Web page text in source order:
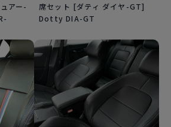
アー-
席セット [ダティ ダイヤ-GT]
Dotty DIA-GT